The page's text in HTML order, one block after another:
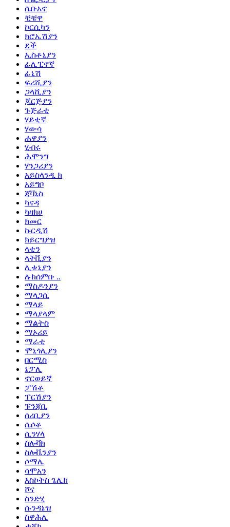
ሴቡአኖ
ቺቼዋ
ኮርሲካን
ክሮኤሽያን
ደች
ኢስቶኒያን
ፊሊፒኖኛ
ፊኒሽ
ፍሪሺያን
ጋላሺያን
ጆርጅያን
ጉጅራቲ
ሃይቲኛ
ሃውሳ
ሐዋያን
ሂብሩ
ሕሞንግ
ሃንጋሪያን
አይስላንዲ ክ
አይግቦ
ጃቫኒስ
ካናዳ
ካዛክሀ
ክመር
ኩርዲሽ
ክይርግያዝ
ላቲን
ላትቪያን
ሊቱኒያን
ሉክሰምቡ ..
ማስዶንያን
ማላጋሲ
ማላይ
ማላያላም
ማልትስ
ማኦሪይ
ማራቲ
ሞኒጎሊያን
በርሚስ
ኔፓሊ
ኖርወይኛ
ፓሽቶ
ፐርሽያን
ፑንጃቢ
ሰሪቢያን
ሴሶቶ
ሲንሃላ
ስሎቫክ
ስሎቬንያን
ሶማሌ
ሳሞአን
እስኮትስ ጌሊክ
ሾና
ስንድሂ
ሱንዳኔዝ
ስዋሕሊ